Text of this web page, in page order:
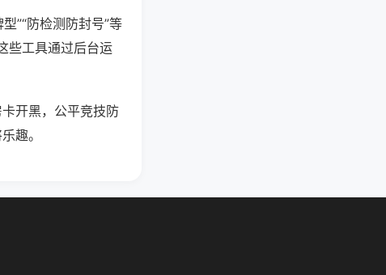
”“防检测防封号”等
些工具通过后台运
开黑，公平竞技防
趣。